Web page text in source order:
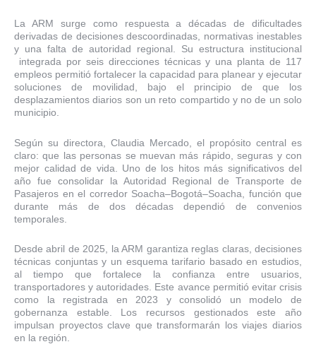
La ARM surge como respuesta a décadas de dificultades
derivadas de decisiones descoordinadas, normativas inestables
y una falta de autoridad regional. Su estructura institucional
integrada por seis direcciones técnicas y una planta de 117
empleos permitió fortalecer la capacidad para planear y ejecutar
soluciones de movilidad, bajo el principio de que los
desplazamientos diarios son un reto compartido y no de un solo
municipio.
Según su directora, Claudia Mercado, el propósito central es
claro: que las personas se muevan más rápido, seguras y con
mejor calidad de vida. Uno de los hitos más significativos del
año fue consolidar la Autoridad Regional de Transporte de
Pasajeros en el corredor Soacha–Bogotá–Soacha, función que
durante más de dos décadas dependió de convenios
temporales.
Desde abril de 2025, la ARM garantiza reglas claras, decisiones
técnicas conjuntas y un esquema tarifario basado en estudios,
al tiempo que fortalece la confianza entre usuarios,
transportadores y autoridades. Este avance permitió evitar crisis
como la registrada en 2023 y consolidó un modelo de
gobernanza estable. Los recursos gestionados este año
impulsan proyectos clave que transformarán los viajes diarios
en la región.